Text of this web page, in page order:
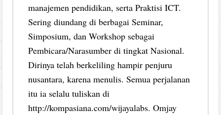
manajemen pendidikan, serta Praktisi ICT.
Sering diundang di berbagai Seminar,
Simposium, dan Workshop sebagai
Pembicara/Narasumber di tingkat Nasional.
Dirinya telah berkeliling hampir penjuru
nusantara, karena menulis. Semua perjalanan
itu ia selalu tuliskan di
http://kompasiana.com/wijayalabs. Omjay